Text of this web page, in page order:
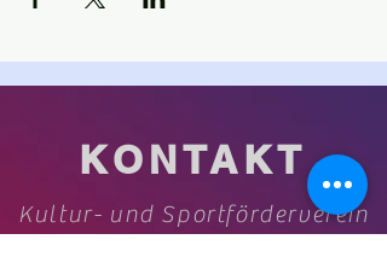
KONTAKT
Kultur- und Sportförderverein